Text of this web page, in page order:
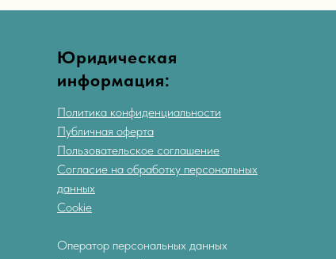
Юридическая
информация:
Политика конфиденциальности
Публичная оферта
Пользовательское соглашение
Согласие на обработку персональных
данных
Cookie
Оператор персональных данных